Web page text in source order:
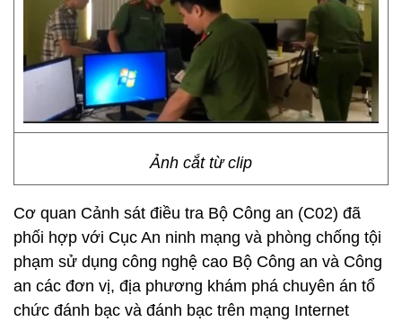
Ảnh cắt từ clip
Cơ quan Cảnh sát điều tra Bộ Công an (C02) đã
phối hợp với Cục An ninh mạng và phòng chống tội
phạm sử dụng công nghệ cao Bộ Công an và Công
an các đơn vị, địa phương khám phá chuyên án tổ
chức đánh bạc và đánh bạc trên mạng Internet